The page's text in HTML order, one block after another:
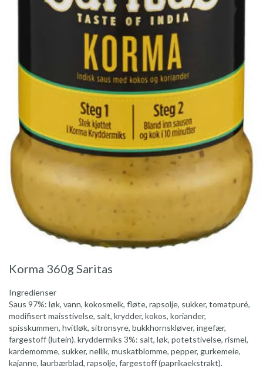
Korma 360g Saritas
Ingredienser
Saus 97%: løk, vann, kokosmelk, fløte, rapsolje, sukker, tomatpuré,
modifisert maisstivelse, salt, krydder, kokos, koriander,
spisskummen, hvitløk, sitronsyre, bukkhornskløver, ingefær,
fargestoff (lutein). kryddermiks 3%: salt, løk, potetstivelse, rismel,
kardemomme, sukker, nellik, muskatblomme, pepper, gurkemeie,
kajanne, laurbærblad, rapsolje, fargestoff (paprikaekstrakt).